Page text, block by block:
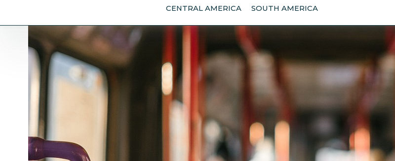
CENTRAL AMERICA SOUTH AMERICA